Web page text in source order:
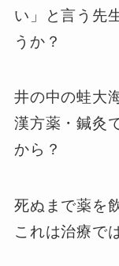
い」と言う先
うか？
井の中の蛙大
漢方薬・鍼灸
から？
死ぬまで薬を
これは治療で